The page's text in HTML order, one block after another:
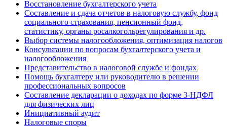
Восстановление бухгалтерского учета
Составление и сдача отчетов в налоговую службу, фонд
социального страхования, пенсионный фонд,
статистику, органы росалкогольрегулирования и др.
Выбор системы налогообложения, оптимизация налогов
Консультации по вопросам бухгалтерского учета и
налогообложения
Представительство в налоговой службе и фондах
Помощь бухгалтеру или руководителю в решении
профессиональных вопросов
Составление декларации о доходах по форме 3-НДФЛ
для физических лиц
Инициативный аудит
Налоговые споры